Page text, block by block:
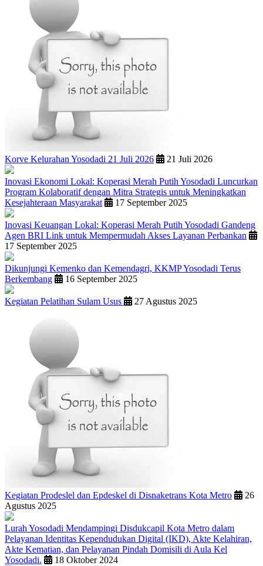
Korve Kelurahan Yosodadi 21 Juli 2026 21 Juli 2026
Inovasi Ekonomi Lokal: Koperasi Merah Putih Yosodadi Luncurkan
Program Kolaboratif dengan Mitra Strategis untuk Meningkatkan
Kesejahteraan Masyarakat
17 September 2025
Inovasi Keuangan Lokal: Koperasi Merah Putih Yosodadi Gandeng
Agen BRI Link untuk Mempermudah Akses Layanan Perbankan
17 September 2025
Dikunjungi Kemenko dan Kemendagri, KKMP Yosodadi Terus
Berkembang
16 September 2025
Kegiatan Pelatihan Sulam Usus 27 Agustus 2025
Kegiatan Prodeslel dan Epdeskel di Disnaketrans Kota Metro
26
Agustus 2025
Lurah Yosodadi Mendampingi Disdukcapil Kota Metro dalam
Pelayanan Identitas Kependudukan Digital (IKD), Akte Kelahiran,
Akte Kematian, dan Pelayanan Pindah Domisili di Aula Kel
Yosodadi.
18 Oktober 2024